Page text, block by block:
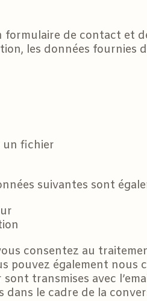
formulaire de contact et
les données fournies
un fichier
suivantes sont
consentez au
pouvez également nous
transmises avec
dans le cadre de la